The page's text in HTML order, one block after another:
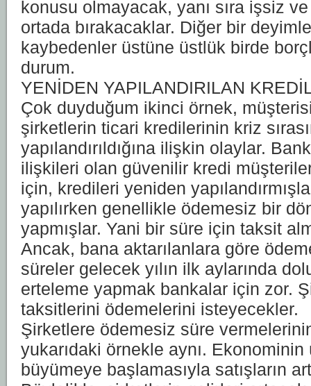
konusu olmayacak, yanı sıra işsiz
ortada bırakacaklar. Diğer bir
kaybedenler üstüne üstlük birde
durum.
YENİDEN YAPILANDIRILAN
Çok duyduğum ikinci örnek,
şirketlerin ticari kredilerinin kriz
yapılandırıldığına ilişkin olaylar.
ilişkileri olan güvenilir kredi
için, kredileri yeniden
yapılırken genellikle ödemesiz bir
yapmışlar. Yani bir süre için taksit
Ancak, bana aktarılanlara göre
süreler gelecek yılın ilk aylarında
erteleme yapmak bankalar için zor.
taksitlerini ödemelerini isteyecekler.
Şirketlere ödemesiz süre
yukarıdaki örnekle aynı.
büyümeye başlamasıyla satışların